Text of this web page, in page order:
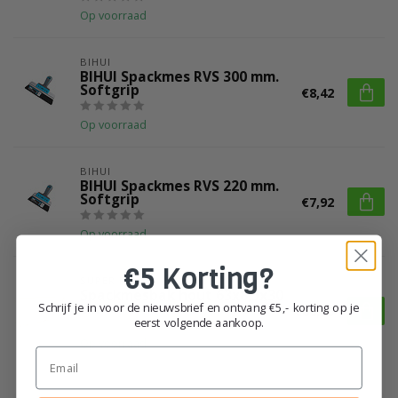
Op voorraad
BIHUI
BIHUI Spackmes RVS 300 mm.
Softgrip
Op voorraad
€8,42
BIHUI
BIHUI Spackmes RVS 220 mm.
Softgrip
Op voorraad
€7,92
SUPER PROF
Spackmesbak hout 63x8,5x30
cm
Op voorraad
€66,80
€5 Korting?
Schrijf je in voor de nieuwsbrief en ontvang €5,- korting op je
eerst volgende aankoop.
Email